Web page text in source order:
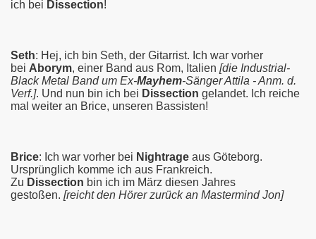
ich bei Dissection!
Seth: Hej, ich bin Seth, der Gitarrist. Ich war vorher
bei Aborym, einer Band aus Rom, Italien [die Industrial-
Black Metal Band um Ex-Mayhem-Sänger Attila - Anm. d.
Verf.]. Und nun bin ich bei Dissection gelandet. Ich reiche
mal weiter an Brice, unseren Bassisten!
Brice: Ich war vorher bei Nightrage aus Göteborg.
Ursprünglich komme ich aus Frankreich.
Zu Dissection bin ich im März diesen Jahres
gestoßen. [reicht den Hörer zurück an Mastermind Jon]